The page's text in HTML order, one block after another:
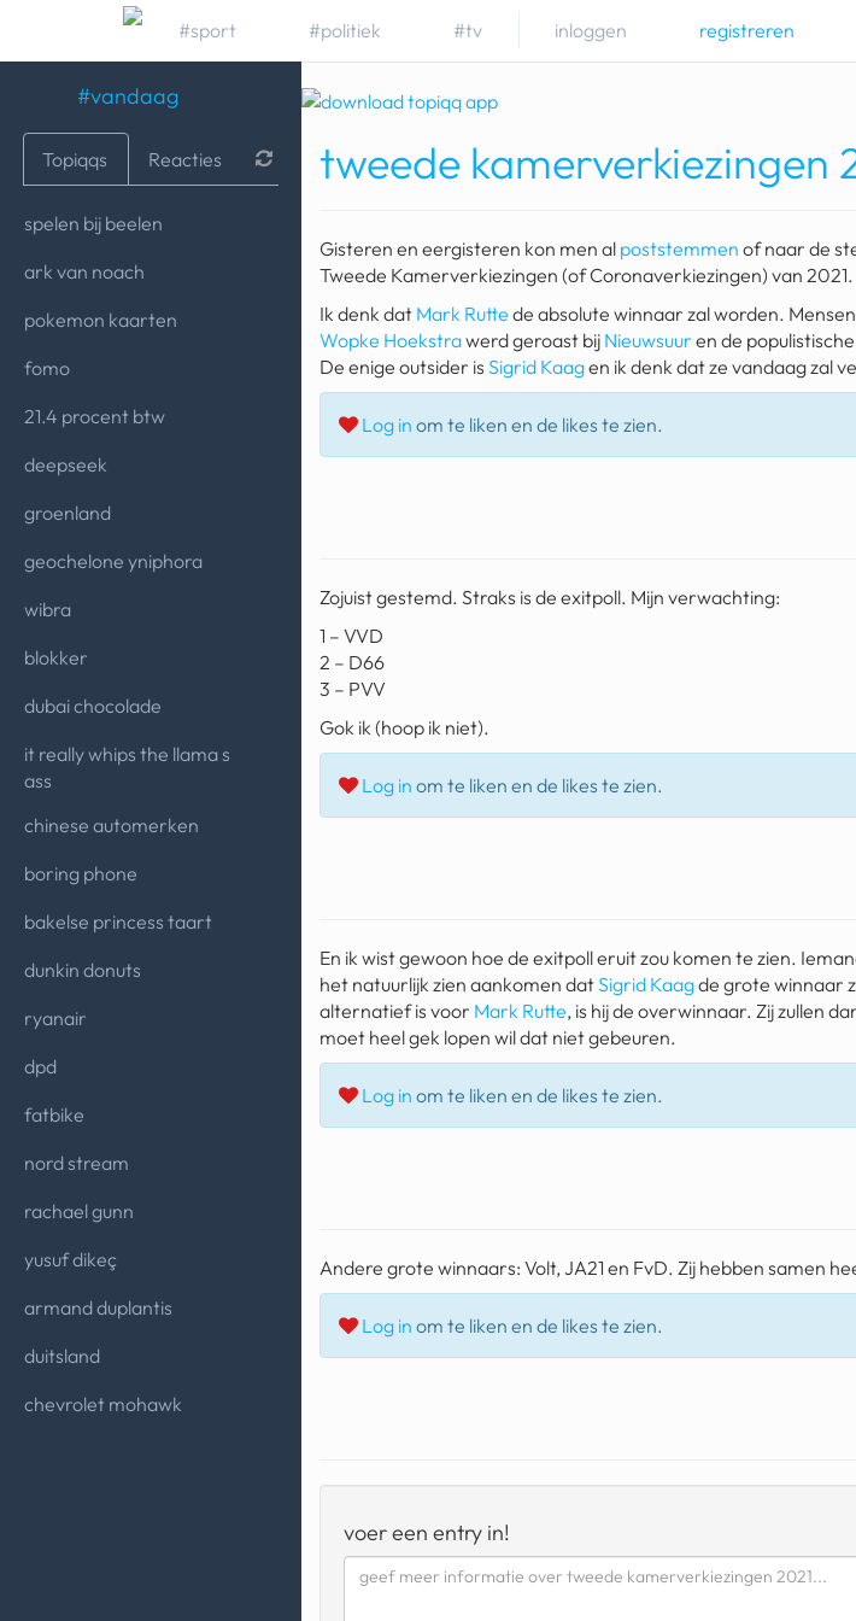
#sport #politiek #tv inloggen registreren
#vandaag
Topiqqs Reacties
spelen bij beelen
ark van noach
pokemon kaarten
fomo
21.4 procent btw
deepseek
groenland
geochelone yniphora
wibra
blokker
dubai chocolade
it really whips the llama s
ass
chinese automerken
boring phone
bakelse princess taart
dunkin donuts
ryanair
dpd
fatbike
nord stream
rachael gunn
yusuf dikeç
armand duplantis
duitsland
chevrolet mohawk
tweede kamerverkiezingen
Gisteren en eergisteren kon men al poststemmen of naar de
Tweede Kamerverkiezingen (of Coronaverkiezingen) van 2021.
Ik denk dat Mark Rutte de absolute winnaar zal worden.
Wopke Hoekstrawerd geroast bij Nieuwsuur en de
De enige outsider is Sigrid Kaagen ik denk dat ze vandaag zal
Log in om te liken en de likes te zien.
Zojuist gestemd. Straks is de exitpoll. Mijn verwachting:
1 – VVD
2 – D66
3 – PVV
Gok ik (hoop ik niet).
Log in om te liken en de likes te zien.
En ik wist gewoon hoe de exitpoll eruit zou komen te zien.
het natuurlijk zien aankomen datSigrid Kaagde grote winnaar
alternatief is voor Mark Rutte, is hij de overwinnaar. Zij zullen
moet heel gek lopen wil dat niet gebeuren.
Log in om te liken en de likes te zien.
Andere grote winnaars: Volt, JA21 en FvD. Zij hebben samen
Log in om te liken en de likes te zien.
voer een entry in!